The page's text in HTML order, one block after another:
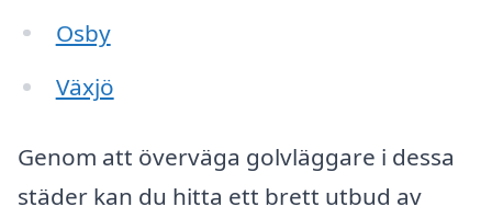
Osby
Växjö
Genom att överväga golvläggare i dessa
städer kan du hitta ett brett utbud av